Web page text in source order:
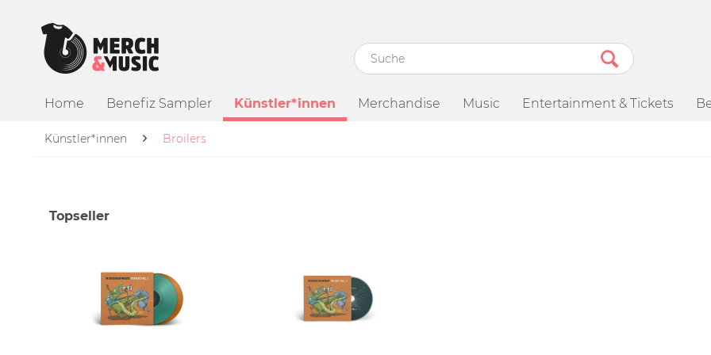
Home Benefiz Sampler Künstler*innen Merchandise Music Entertainment & Tickets
Künstler*innen Broilers
Topseller